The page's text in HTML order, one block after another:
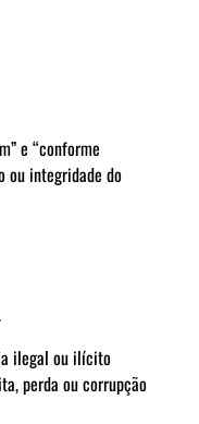
e “conforme
ou integridade do
ilegal ou ilícito
perda ou corrupção